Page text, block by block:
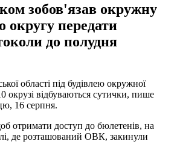
зобов'язав окружну
округу передати
до полудня
області під будівлею окружної
окрузі відбуваються сутички, пише
16 серпня.
отримати доступ до бюлетенів, на
де розташований ОВК, закинули